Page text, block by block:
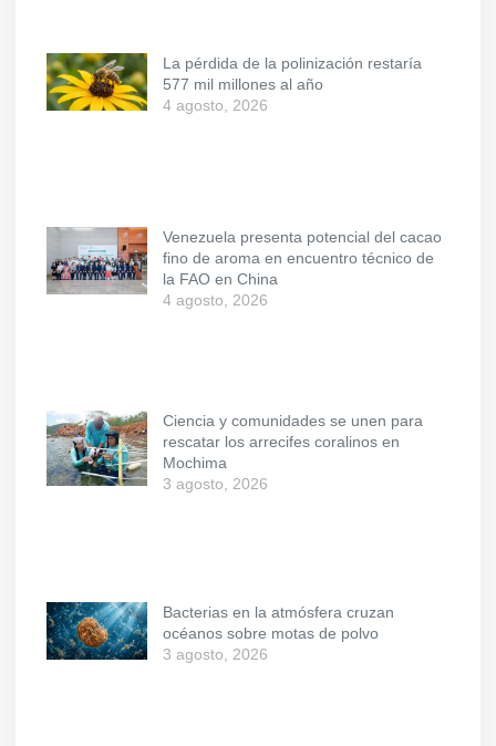
La pérdida de la polinización restaría
577 mil millones al año
4 agosto, 2026
Venezuela presenta potencial del cacao
fino de aroma en encuentro técnico de
la FAO en China
4 agosto, 2026
Ciencia y comunidades se unen para
rescatar los arrecifes coralinos en
Mochima
3 agosto, 2026
Bacterias en la atmósfera cruzan
océanos sobre motas de polvo
3 agosto, 2026